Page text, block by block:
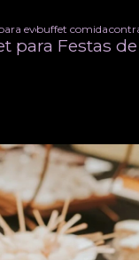
eventos
buffet comida para
para Festas